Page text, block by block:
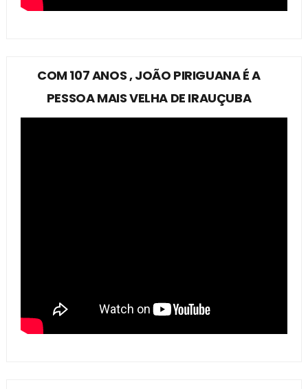
COM 107 ANOS , JOÃO PIRIGUANA É A
PESSOA MAIS VELHA DE IRAUÇUBA